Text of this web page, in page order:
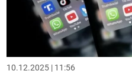
10.12.2025 | 11:56